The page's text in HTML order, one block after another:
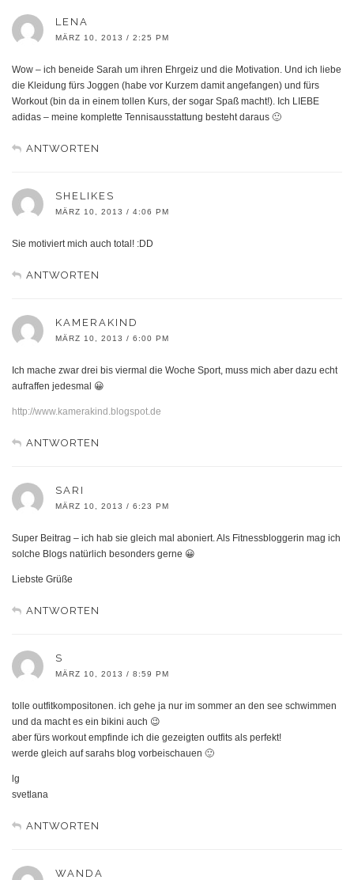
LENA
MÄRZ 10, 2013 / 2:25 PM
Wow – ich beneide Sarah um ihren Ehrgeiz und die Motivation. Und ich liebe
die Kleidung fürs Joggen (habe vor Kurzem damit angefangen) und fürs
Workout (bin da in einem tollen Kurs, der sogar Spaß macht!). Ich LIEBE
adidas – meine komplette Tennisausstattung besteht daraus 🙂
ANTWORTEN
SHELIKES
MÄRZ 10, 2013 / 4:06 PM
Sie motiviert mich auch total! :DD
ANTWORTEN
KAMERAKIND
MÄRZ 10, 2013 / 6:00 PM
Ich mache zwar drei bis viermal die Woche Sport, muss mich aber dazu echt
aufraffen jedesmal 😀
http://www.kamerakind.blogspot.de
ANTWORTEN
SARI
MÄRZ 10, 2013 / 6:23 PM
Super Beitrag – ich hab sie gleich mal aboniert. Als Fitnessbloggerin mag ich
solche Blogs natürlich besonders gerne 😀
Liebste Grüße
ANTWORTEN
S
MÄRZ 10, 2013 / 8:59 PM
tolle outfitkompositonen. ich gehe ja nur im sommer an den see schwimmen
und da macht es ein bikini auch 😉
aber fürs workout empfinde ich die gezeigten outfits als perfekt!
werde gleich auf sarahs blog vorbeischauen 🙂
lg
svetlana
ANTWORTEN
WANDA